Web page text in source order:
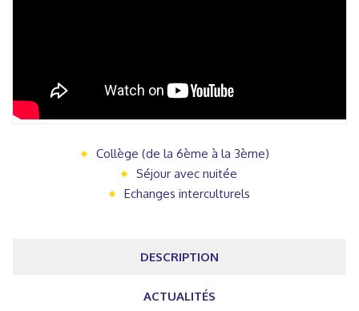
Collège (de la 6ème à la 3ème)
Séjour avec nuitée
Echanges interculturels
DESCRIPTION
ACTUALITÉS